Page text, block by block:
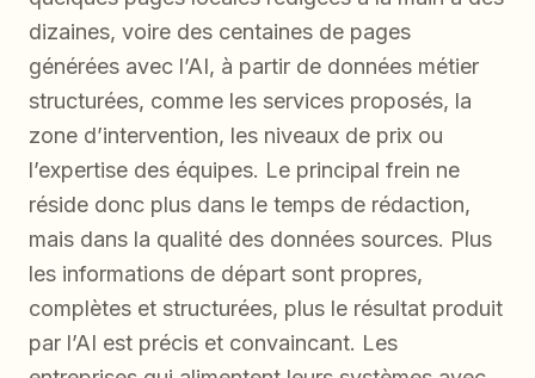
dizaines, voire des centaines de pages
générées avec l’AI, à partir de données métier
structurées, comme les services proposés, la
zone d’intervention, les niveaux de prix ou
l’expertise des équipes. Le principal frein ne
réside donc plus dans le temps de rédaction,
mais dans la qualité des données sources. Plus
les informations de départ sont propres,
complètes et structurées, plus le résultat produit
par l’AI est précis et convaincant. Les